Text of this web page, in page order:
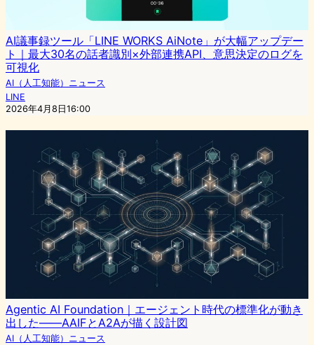
AI議事録ツール「LINE WORKS AiNote」が大幅アップデー
ト｜最大30名の話者識別×外部連携API、意思決定のログを
可視化
AI（人工知能）ニュース
LINE
2026年4月8日16:00
Agentic AI Foundation｜エージェント時代の標準化が動き
出した——AAIFとA2Aが描く設計図
AI（人工知能）ニュース